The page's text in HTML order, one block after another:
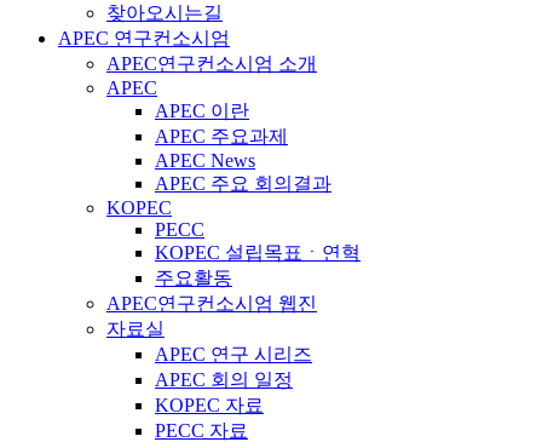
찾아오시는길
APEC 연구컨소시엄
APEC연구컨소시엄 소개
APEC
APEC 이란
APEC 주요과제
APEC News
APEC 주요 회의결과
KOPEC
PECC
KOPEC 설립목표ㆍ연혁
주요활동
APEC연구컨소시엄 웹진
자료실
APEC 연구 시리즈
APEC 회의 일정
KOPEC 자료
PECC 자료